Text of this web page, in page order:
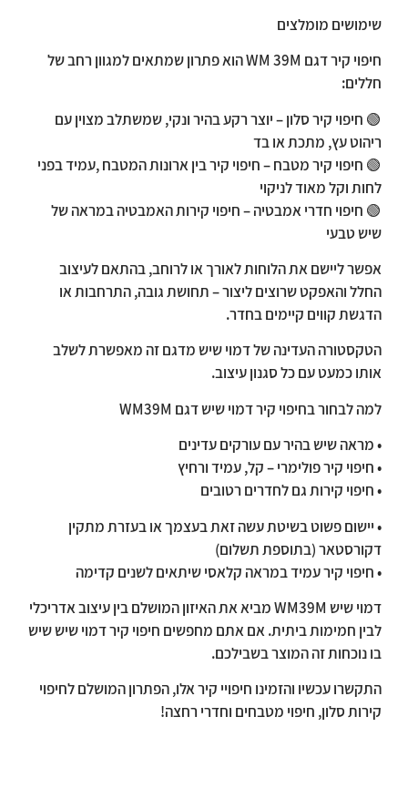
שימושים מומלצים
חיפוי קיר דגם WM 39M הוא פתרון שמתאים למגוון רחב של
חללים:
🟢 חיפוי קיר סלון – יוצר רקע בהיר ונקי, שמשתלב מצוין עם
ריהוט עץ, מתכת או בד
🟢 חיפוי קיר מטבח – חיפוי קיר בין ארונות המטבח ,עמיד בפני
לחות וקל מאוד לניקוי
🟢 חיפוי חדרי אמבטיה – חיפוי קירות האמבטיה במראה של
שיש טבעי
אפשר ליישם את הלוחות לאורך או לרוחב, בהתאם לעיצוב
החלל והאפקט שרוצים ליצור – תחושת גובה, התרחבות או
הדגשת קווים קיימים בחדר.
הטקסטורה העדינה של דמוי שיש מדגם זה מאפשרת לשלב
אותו כמעט עם כל סגנון עיצוב.
למה לבחור בחיפוי קיר דמוי שיש דגם WM39M
• מראה שיש בהיר עם עורקים עדינים
• חיפוי קיר פולימרי – קל, עמיד ורחיץ
• חיפוי קירות גם לחדרים רטובים
• יישום פשוט בשיטת עשה זאת בעצמך או בעזרת מתקין
דקורסטאר (בתוספת תשלום)
• חיפוי קיר עמיד במראה קלאסי שיתאים לשנים קדימה
דמוי שיש WM39M מביא את האיזון המושלם בין עיצוב אדריכלי
לבין חמימות ביתית. אם אתם מחפשים חיפוי קיר דמוי שיש שיש
בו נוכחות זה המוצר בשבילכם.
התקשרו עכשיו והזמינו חיפויי קיר אלו, הפתרון המושלם לחיפוי
קירות סלון, חיפוי מטבחים וחדרי רחצה!